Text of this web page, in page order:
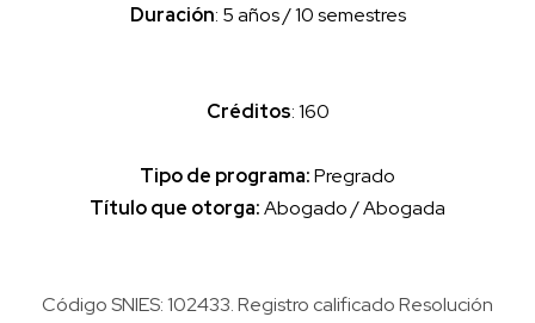
Duración: 5 años / 10 semestres
Créditos: 160
Tipo de programa:Pregrado
Título que otorga:Abogado / Abogada
Código SNIES: 102433. Registro calificado Resolución